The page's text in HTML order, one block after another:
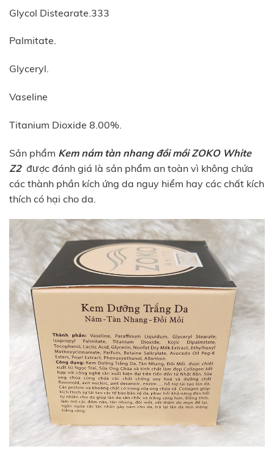
Glycol Distearate.333
Palmitate.
Glyceryl.
Vaseline
Titanium Dioxide 8.00%.
Sản phẩm Kem nám tàn nhang đồi mồi ZOKO White
Z2 được đánh giá là sản phẩm an toàn vì không chứa
các thành phần kích ứng da nguy hiểm hay các chất kích
thích có hại cho da.